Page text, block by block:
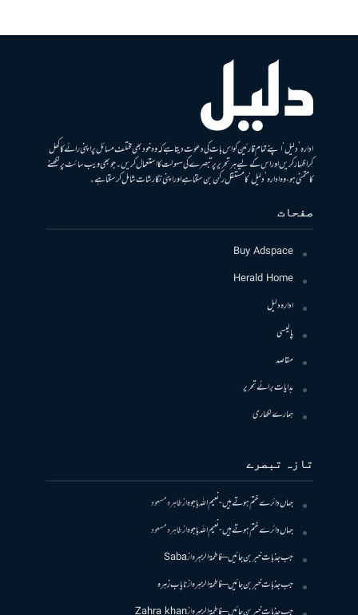
ادارہ ’دلیل‘ اپنے تمام قارئین کو اس بات کی دعوت دیتا ہے کہ وہ خود بھی مختلف مسائل پر اپنی رائے کا کھل
کر اظہار کریں اور اس کے لیے ہر تحریر پر تبصرے کی سہولت کا استعمال کریں۔ جو بھی ویب سائٹ پر لکھنے
کا متمنی ہو، وہ ادارہ ’دلیل‘ کا مستقل رکن بن سکتا ہے اور اپنی نگارشات شامل کرسکتا ہے۔
صفحات
Buy Adspace
Herald Home
ادارہ دلیل
پالیسی
مقاصد
ہدایات برائے تحریر
ہمارے لکھاری
تازہ تبصرے
جہاں دائرے ختم ہوتے ہیں- نعیم اللہ باجوہازطاہرہ مسعود
جہاں دائرے ختم ہوتے ہیں- نعیم اللہ باجوہازطاہرہ مسعود
جب جذبات خبر بن جائیں – فاطمۃالزہرہازSaba
جب جذبات خبر بن جائیں – فاطمۃالزہرہازنایاب زہرہ